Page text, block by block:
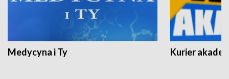
Medycyna i Ty Kurier